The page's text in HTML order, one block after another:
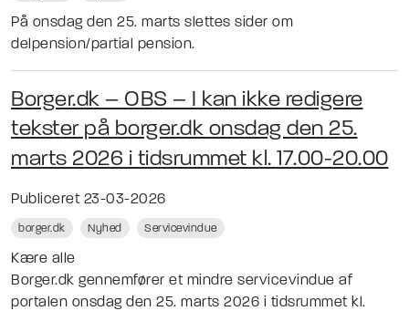
På onsdag den 25. marts slettes sider om
delpension/partial pension.
Borger.dk – OBS – I kan ikke redigere
tekster på borger.dk onsdag den 25.
marts 2026 i tidsrummet kl. 17.00-20.00
Publiceret 23-03-2026
borger.dk Nyhed Servicevindue
Kære alle
Borger.dk gennemfører et mindre servicevindue af
portalen onsdag den 25. marts 2026 i tidsrummet kl.